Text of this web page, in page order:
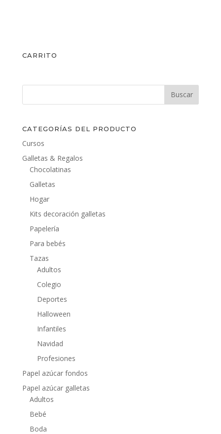
CARRITO
CATEGORÍAS DEL PRODUCTO
Cursos
Galletas & Regalos
Chocolatinas
Galletas
Hogar
Kits decoración galletas
Papelería
Para bebés
Tazas
Adultos
Colegio
Deportes
Halloween
Infantiles
Navidad
Profesiones
Papel azúcar fondos
Papel azúcar galletas
Adultos
Bebé
Boda